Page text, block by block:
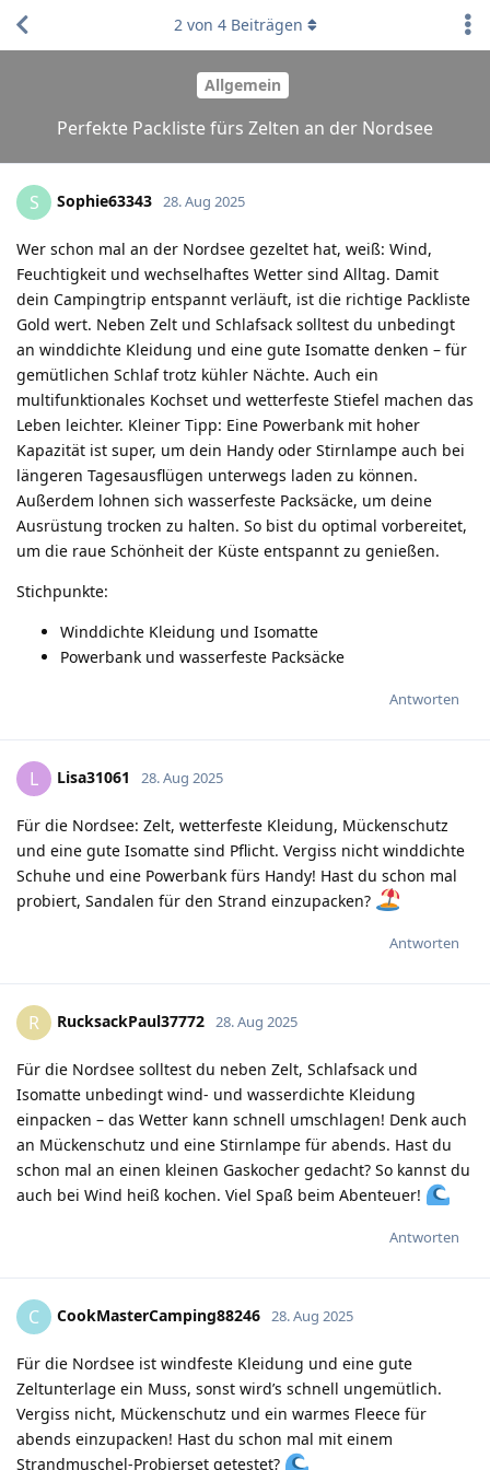
Allgemein
Perfekte Packliste fürs Zelten an der Nordsee
2von 4Beiträgen
S Sophie63343 28. Aug 2025
Wer schon mal an der Nordsee gezeltet hat, weiß: Wind,
Feuchtigkeit und wechselhaftes Wetter sind Alltag. Damit
dein Campingtrip entspannt verläuft, ist die richtige Packliste
Gold wert. Neben Zelt und Schlafsack solltest du unbedingt
an winddichte Kleidung und eine gute Isomatte denken – für
gemütlichen Schlaf trotz kühler Nächte. Auch ein
multifunktionales Kochset und wetterfeste Stiefel machen das
Leben leichter. Kleiner Tipp: Eine Powerbank mit hoher
Kapazität ist super, um dein Handy oder Stirnlampe auch bei
längeren Tagesausflügen unterwegs laden zu können.
Außerdem lohnen sich wasserfeste Packsäcke, um deine
Ausrüstung trocken zu halten. So bist du optimal vorbereitet,
um die raue Schönheit der Küste entspannt zu genießen.
Stichpunkte:
Winddichte Kleidung und Isomatte
Powerbank und wasserfeste Packsäcke
Antworten
L Lisa31061 28. Aug 2025
Für die Nordsee: Zelt, wetterfeste Kleidung, Mückenschutz
und eine gute Isomatte sind Pflicht. Vergiss nicht winddichte
Schuhe und eine Powerbank fürs Handy! Hast du schon mal
probiert, Sandalen für den Strand einzupacken?
Antworten
R RucksackPaul37772 28. Aug 2025
Für die Nordsee solltest du neben Zelt, Schlafsack und
Isomatte unbedingt wind- und wasserdichte Kleidung
einpacken – das Wetter kann schnell umschlagen! Denk auch
an Mückenschutz und eine Stirnlampe für abends. Hast du
schon mal an einen kleinen Gaskocher gedacht? So kannst du
auch bei Wind heiß kochen. Viel Spaß beim Abenteuer!
Antworten
C CookMasterCamping88246 28. Aug 2025
Für die Nordsee ist windfeste Kleidung und eine gute
Zeltunterlage ein Muss, sonst wird’s schnell ungemütlich.
Vergiss nicht, Mückenschutz und ein warmes Fleece für
abends einzupacken! Hast du schon mal mit einem
Strandmuschel-Probierset getestet?